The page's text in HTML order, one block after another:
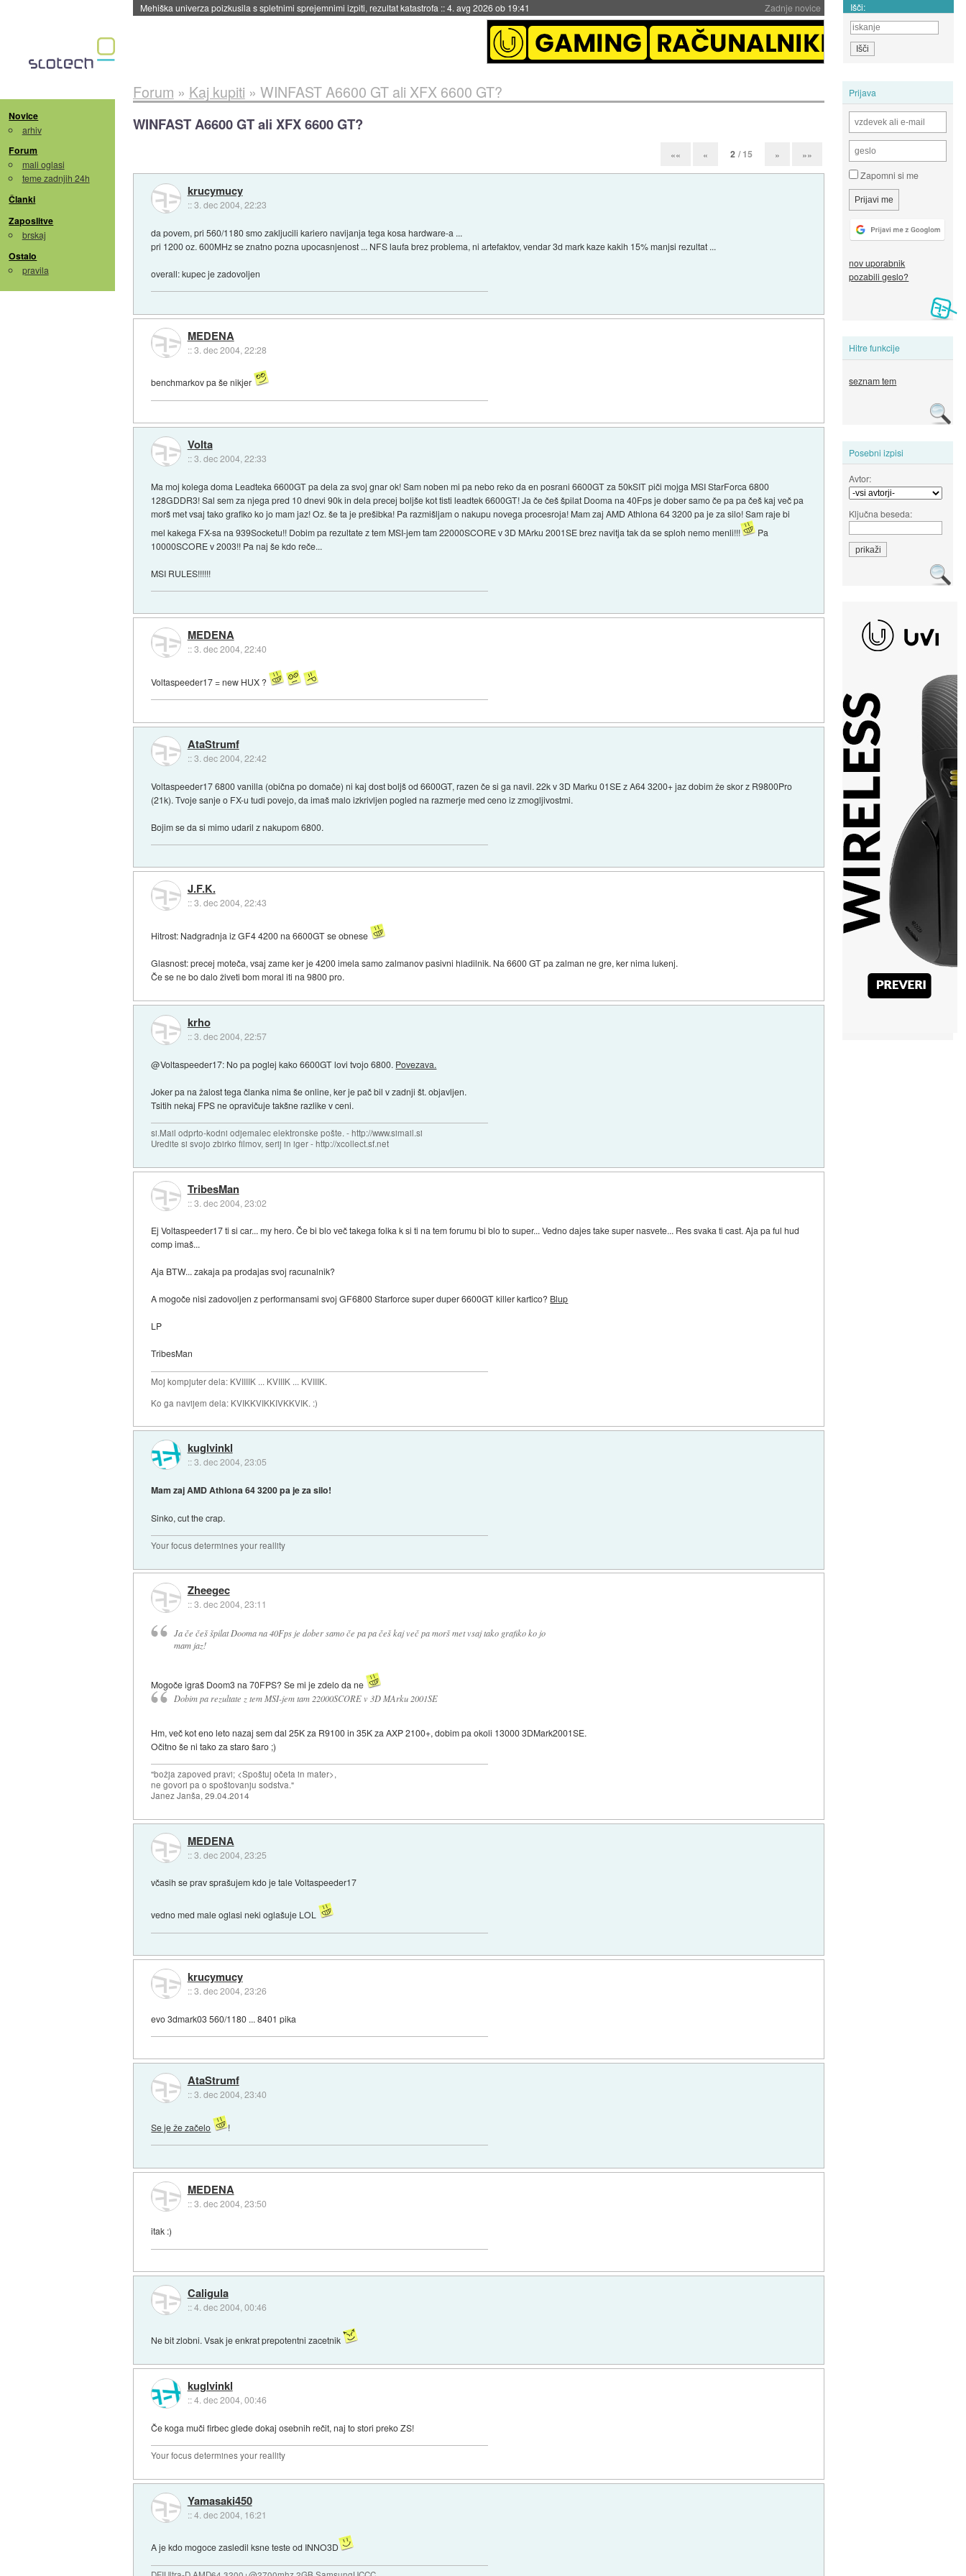
Zadnje novice
Evropska vesoljska agencija razvija svojo raketo za večkratno uporabo::4. avg 2026 ob 19:41 Išči:
Novice
arhiv
Forum
mali oglasi
teme zadnjih 24h
Članki
Zaposlitve
brskaj
Ostalo
pravila
Prijava
Zapomni si me
nov uporabnik
pozabili geslo?
Hitre funkcije
seznam tem
Posebni izpisi
Avtor:
Ključna beseda:
Forum » Kaj kupiti » WINFAST A6600 GT ali XFX 6600 GT?
WINFAST A6600 GT ali XFX 6600 GT?
«« « 2 / 15 » »»
krucymucy
::3. dec 2004, 22:23
da povem, pri 560/1180 smo zakljucili kariero navijanja tega kosa hardware-a ...
pri 1200 oz. 600MHz se znatno pozna upocasnjenost ... NFS laufa brez problema, ni artefaktov, vendar 3d mark kaze kakih 15% manjsi rezultat ...
overall: kupec je zadovoljen
MEDENA
::3. dec 2004, 22:28
benchmarkov pa še nikjer
Volta
::3. dec 2004, 22:33
Ma moj kolega doma Leadteka 6600GT pa dela za svoj gnar ok! Sam noben mi pa nebo reko da en posrani 6600GT za 50kSIT piči mojga MSI StarForca 6800
128GDDR3! Sal sem za njega pred 10 dnevi 90k in dela precej boljše kot tisti leadtek 6600GT! Ja če češ špilat Dooma na 40Fps je dober samo če pa pa češ kaj več pa
morš met vsaj tako grafiko ko jo mam jaz! Oz. še ta je prešibka! Pa razmišljam o nakupu novega procesroja! Mam zaj AMD Athlona 64 3200 pa je za silo! Sam raje bi
mel kakega FX-sa na 939Socketu!! Dobim pa rezultate z tem MSI-jem tam 22000SCORE v 3D MArku 2001SE brez navitja tak da se sploh nemo menli!!!
Pa
10000SCORE v 2003!! Pa naj še kdo reče...
MSI RULES!!!!!!
MEDENA
::3. dec 2004, 22:40
Voltaspeeder17 = new HUX ?
AtaStrumf
::3. dec 2004, 22:42
Voltaspeeder17 6800 vanilla (obična po domače) ni kaj dost boljš od 6600GT, razen če si ga navil. 22k v 3D Marku 01SE z A64 3200+ jaz dobim že skor z R9800Pro
(21k). Tvoje sanje o FX-u tudi povejo, da imaš malo izkrivljen pogled na razmerje med ceno iz zmogljivostmi.
Bojim se da si mimo udaril z nakupom 6800.
J.F.K.
::3. dec 2004, 22:43
Hitrost: Nadgradnja iz GF4 4200 na 6600GT se obnese
Glasnost: precej moteča, vsaj zame ker je 4200 imela samo zalmanov pasivni hladilnik. Na 6600 GT pa zalman ne gre, ker nima lukenj.
Če se ne bo dalo živeti bom moral iti na 9800 pro.
krho
::3. dec 2004, 22:57
@Voltaspeeder17: No pa poglej kako 6600GT lovi tvojo 6800. Povezava.
Joker pa na žalost tega članka nima še online, ker je pač bil v zadnji št. objavljen.
Tsitih nekaj FPS ne opravičuje takšne razlike v ceni.
si.Mail odprto-kodni odjemalec elektronske pošte. - http://www.simail.si
Uredite si svojo zbirko filmov, serij in iger - http://xcollect.sf.net
TribesMan
::3. dec 2004, 23:02
Ej Voltaspeeder17 ti si car... my hero. Če bi blo več takega folka k si ti na tem forumu bi blo to super... Vedno dajes take super nasvete... Res svaka ti cast. Aja pa ful hud
comp imaš...
Aja BTW... zakaja pa prodajas svoj racunalnik?
A mogoče nisi zadovoljen z performansami svoj GF6800 Starforce super duper 6600GT killer kartico? Blup
LP
TribesMan
Moj kompjuter dela: KVIIIIK ... KVIIIK ... KVIIIK.
Ko ga navijem dela: KVIKKVIKKIVKKVIK. :)
kuglvinkl
::3. dec 2004, 23:05
Mam zaj AMD Athlona 64 3200 pa je za silo!
Sinko, cut the crap.
Your focus determines your reallity
Zheegec
::3. dec 2004, 23:11
Ja če češ špilat Dooma na 40Fps je dober samo če pa pa češ kaj več pa morš met vsaj tako grafiko ko jo
mam jaz!
Mogoče igraš Doom3 na 70FPS? Se mi je zdelo da ne
Dobim pa rezultate z tem MSI-jem tam 22000SCORE v 3D MArku 2001SE
Hm, več kot eno leto nazaj sem dal 25K za R9100 in 35K za AXP 2100+, dobim pa okoli 13000 3DMark2001SE.
Očitno še ni tako za staro šaro ;)
"božja zapoved pravi; <Spoštuj očeta in mater>,
ne govori pa o spoštovanju sodstva."
Janez Janša, 29.04.2014
MEDENA
::3. dec 2004, 23:25
včasih se prav sprašujem kdo je tale Voltaspeeder17
vedno med male oglasi neki oglašuje LOL
krucymucy
::3. dec 2004, 23:26
evo 3dmark03 560/1180 ... 8401 pika
AtaStrumf
::3. dec 2004, 23:40
Se je že začelo !
MEDENA
::3. dec 2004, 23:50
itak :)
Caligula
::4. dec 2004, 00:46
Ne bit zlobni. Vsak je enkrat prepotentni zacetnik
kuglvinkl
::4. dec 2004, 00:46
Če koga muči firbec glede dokaj osebnih rečit, naj to stori preko ZS!
Your focus determines your reallity
Yamasaki450
::4. dec 2004, 16:21
A je kdo mogoce zasledil ksne teste od INNO3D